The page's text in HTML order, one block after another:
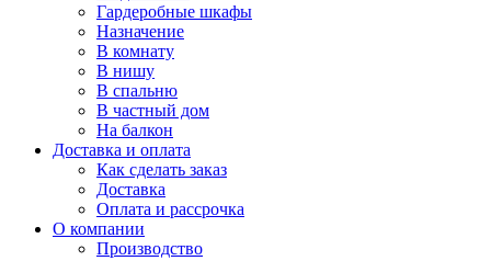
Гардеробные шкафы
Назначение
В комнату
В нишу
В спальню
В частный дом
На балкон
Доставка и оплата
Как сделать заказ
Доставка
Оплата и рассрочка
О компании
Производство